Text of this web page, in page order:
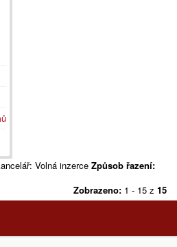
Volná inzerce Způsob řazení:
Zobrazeno: 1 - 15 z 15